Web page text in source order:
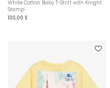
White Cotton Baby T-Shirt with Knight
Stamp
130,00 £